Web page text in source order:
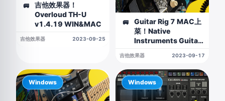
🚐
吉他效果器！
Overloud TH-U
v1.4.19 WIN&MAC
吉他效果器 2023-09-25
🚐
Guitar Rig 7 MAC上
菜！Native
Instruments Guitar
WIN（Team R2R）
&MAC
吉他效果器 2023-09-17
Windows Windows